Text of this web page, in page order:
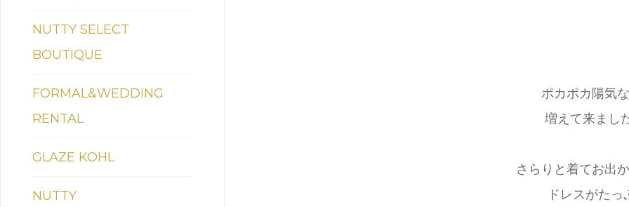
ポカポカ陽気
増えて来まし
さらりと着てお出
ドレスがたっ
NUTTY SELECT
BOUTIQUE
FORMAL&WEDDING
RENTAL
GLAZE KOHL
NUTTY